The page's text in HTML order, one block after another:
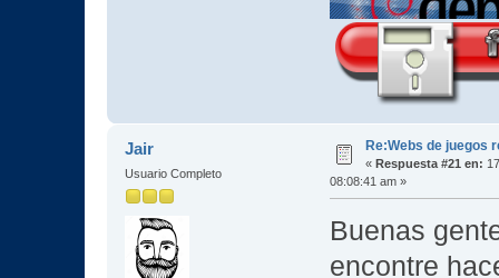
Jair
Usuario Completo
Re:Webs de juegos
« Respuesta #21 en:
08:08:41 am »
Buenas
encontre